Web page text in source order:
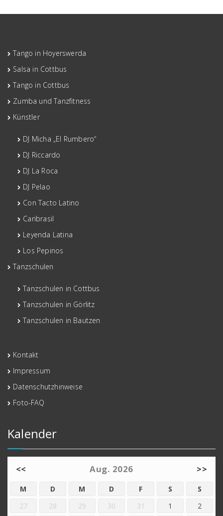
Tango in Hoyerswerda
Salsa in Cottbus
Tango in Cottbus
Zumba und Tanzfitness
Künstler
DJ Micha „El Rumbero“
DJ Riccardo
DJ La Roca
DJ Pelao
Con Tacto Latino
Caribrasil
Leyenda Latina
Los Pepinos
Tanzschulen
Tanzschulen in Cottbus
Tanzschulen in Görlitz
Tanzschulen in Bautzen
Kontakt
Impressum
Datenschutzhinweise
Foto-FAQ
Kalender
<< Aug. 2026 >>
M D M D F S
S
27
28 29 30 31 1 2